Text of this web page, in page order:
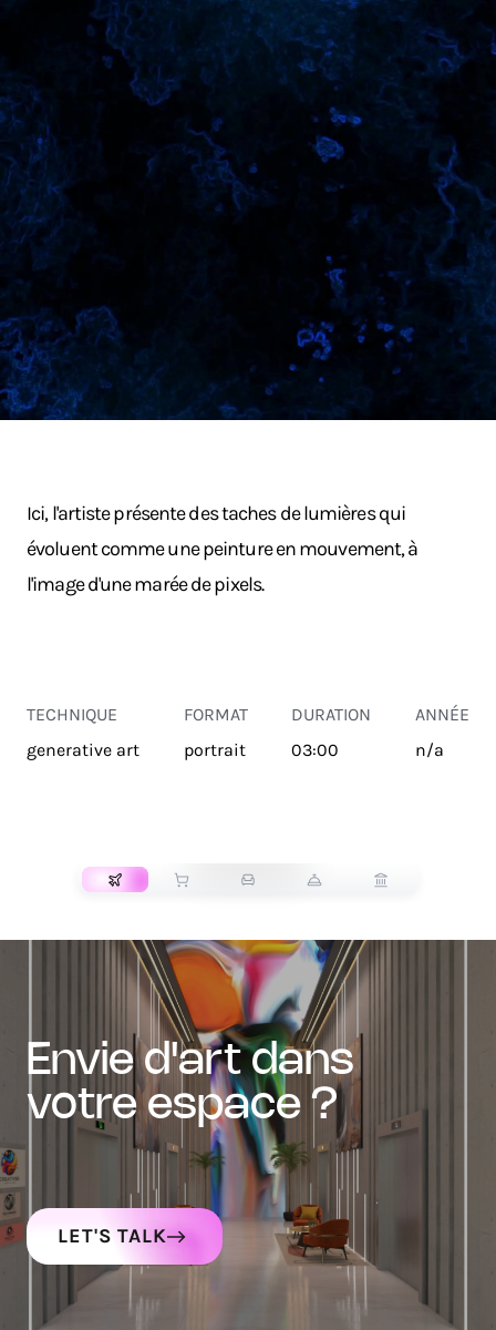
Ici, l'artiste présente des taches de lumières qui
évoluent comme une peinture en mouvement, à
l'image d'une marée de pixels.
TECHNIQUE
generative art
FORMAT
portrait
DURATION
03:00
ANNÉE
n/a
envie d'art dans
votre espace ?
LET'S TALK